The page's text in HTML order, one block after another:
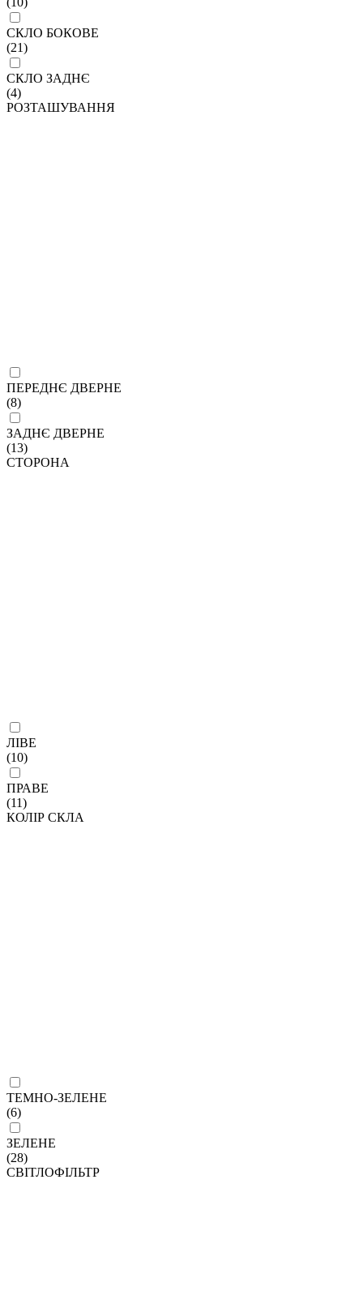
СКЛО БОКОВЕ
(21)
СКЛО ЗАДНЄ
(4)
РОЗТАШУВАННЯ
ПЕРЕДНЄ ДВЕРНЕ
(8)
ЗАДНЄ ДВЕРНЕ
(13)
СТОРОНА
ЛІВЕ
(10)
ПРАВЕ
(11)
КОЛІР СКЛА
ТЕМНО-ЗЕЛЕНЕ
(6)
ЗЕЛЕНЕ
(28)
СВІТЛОФІЛЬТР